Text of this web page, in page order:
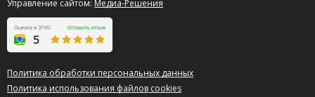
Управление сайтом: Медиа-Решения
Политика обработки персональных данных
Политика использования файлов cookies